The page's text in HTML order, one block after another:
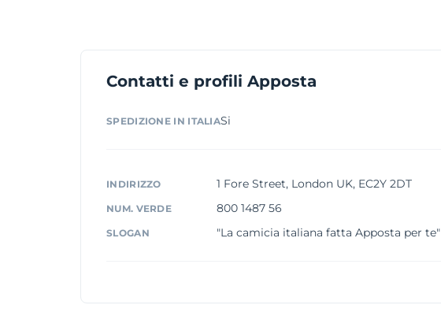
Contatti e profili Apposta
SPEDIZIONE IN ITALIASi
INDIRIZZO 1 Fore Street, London UK, EC2Y 2DT
NUM. VERDE 800 1487 56
SLOGAN "La camicia italiana fatta Apposta per te"